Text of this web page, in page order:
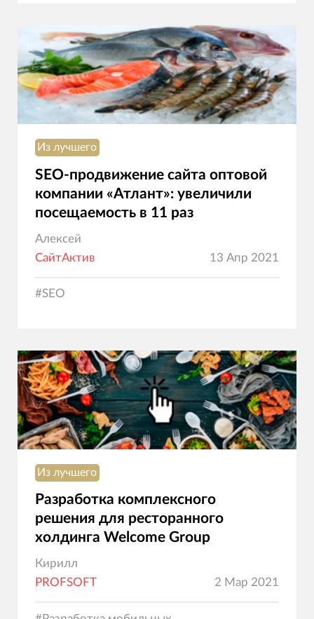
Из лучшего
SEO-продвижение сайта оптовой
компании «Атлант»: увеличили
посещаемость в 11 раз
Алексей
СайтАктив
13 Апр 2021
#SEO
Из лучшего
Разработка комплексного
решения для ресторанного
холдинга Welcome Group
Кирилл
PROFSOFT
2 Мар 2021